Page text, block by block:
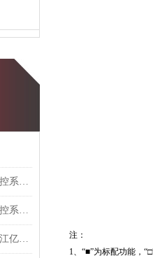
注：
1、“■”为标配功能，